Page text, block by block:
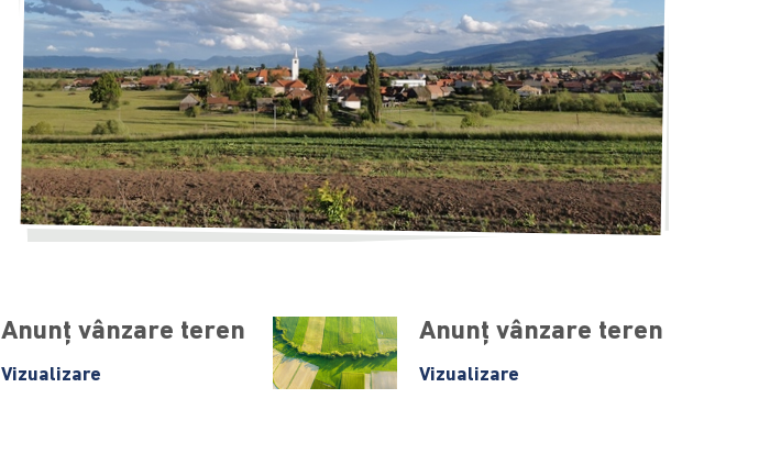
Anunț vânzare teren
Vizualizare
Anunț vânzare teren
Vizualizare